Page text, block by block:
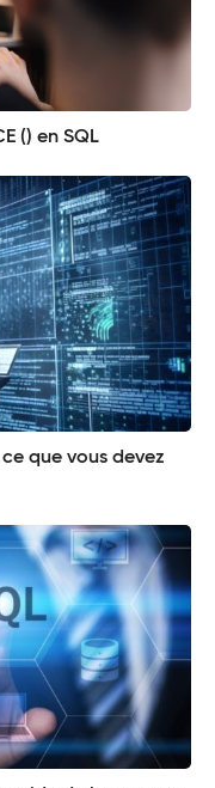
() en SQL
que vous devez